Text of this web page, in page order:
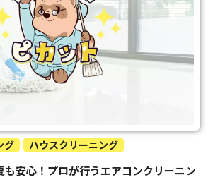
グ ハウスクリーニング
も安心！プロが行うエアコンクリーニン